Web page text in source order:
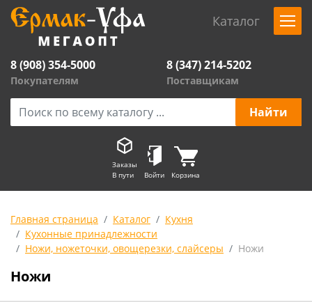
Каталог
8 (908) 354-5000
Покупателям
8 (347) 214-5202
Поставщикам
Заказы
В пути
Войти Корзина
Главная страница Каталог
Кухня
Кухонные принадлежности
Ножи, ножеточки, овощерезки, слайсеры
Ножи
Ножи